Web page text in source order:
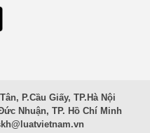
P.Cầu Giấy, TP.Hà Nội
Nhuận, TP. Hồ Chí Minh